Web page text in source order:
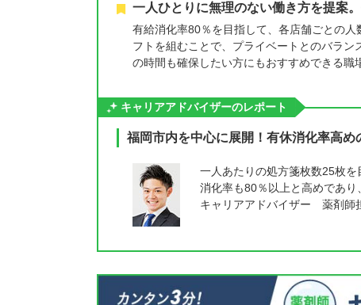
一人ひとりに無理のない働き方を提案
有給消化率80％を目指して、各店舗ごとの
フトを組むことで、プライベートとのバラ
の時間も確保したい方にもおすすめできる職
キャリアアドバイザーのレポート
福岡市内を中心に展開！有休消化率高
一人あたりの処方箋枚数25枚
消化率も80％以上と高めであり
キャリアアドバイザー 薬剤師